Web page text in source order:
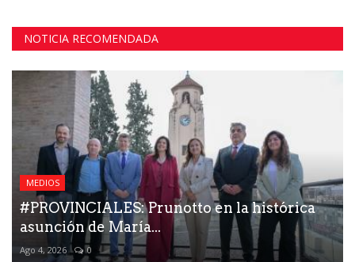
NOTICIA RECOMENDADA
MEDIOS
#PROVINCIALES: Prunotto en la histórica
asunción de María...
Ago 4, 2026 0